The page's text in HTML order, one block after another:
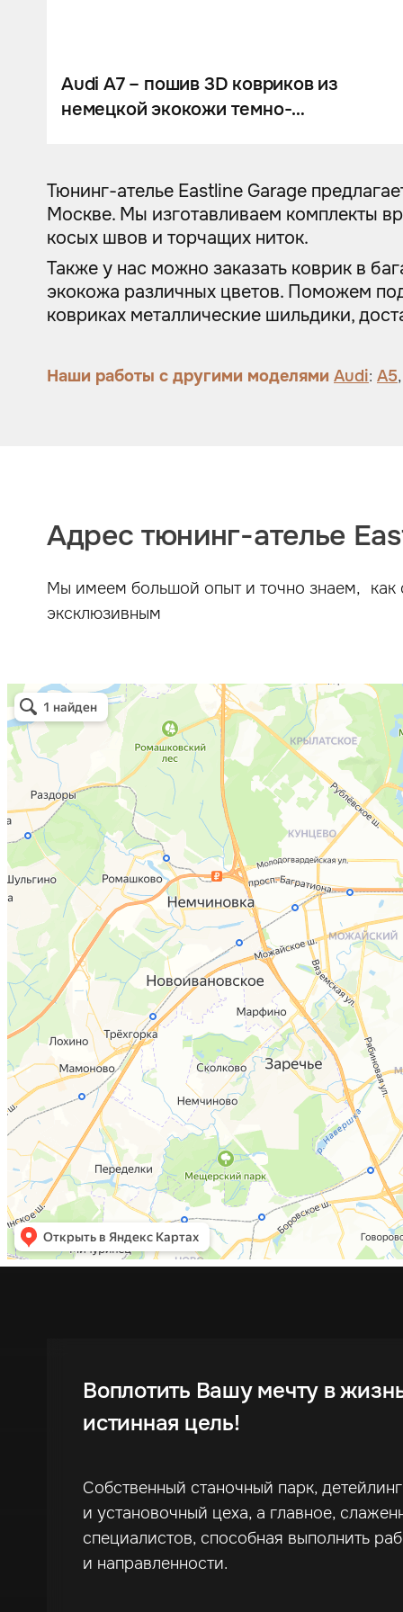
Активный выхлоп
Audi A7 – пошив 3D ковриков из
немецкой экокожи темно-
Тюнинг-ателье Eastline Garage
Москве. Мы изготавливаем комплекты
косых швов и торчащих ниток.
Также у нас можно заказать коврик в
экокожа различных цветов. Поможем
ковриках металлические шильдики,
Наши работы с другими моделями Audi: A5,
Адрес тюнинг-ателье
Мы имеем большой опыт и точно знаем, как
эксклюзивным
Воплотить Вашу мечту в
истинная цель!
Собственный станочный парк,
и установочный цеха, а главное,
специалистов, способная выполнить
и направленности.